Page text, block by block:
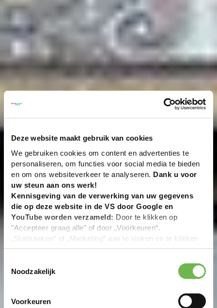
Deze website maakt gebruik van cookies
We gebruiken cookies om content en advertenties te
personaliseren, om functies voor social media te bieden
en om ons websiteverkeer te analyseren. Dank u voor
uw steun aan ons werk!
Kennisgeving van de verwerking van uw gegevens
die op deze website in de VS door Google en
YouTube worden verzameld: Door te klikken op
"Accepteer graag alle" of door „Voorkeuren“,
„Statistieken“ of „Marketing“ aan te vinken en te klikken
op "Selectie handmatig instellen", stemt u er ook mee in
overeenstemming met Art. 49 (1) zin 1 lit. a DSGVO. De
VS zijn door het Europees Hof van Justitie beoordeeld
gegevensbescherming volgens EU-normen. In het
Noodzakelijk
Voorkeuren